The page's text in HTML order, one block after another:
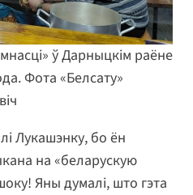
ў Дарныцкім раёне
Фота «Белсату»
Лукашэнку, бо ён
на «беларускую
Яны думалі, што гэта